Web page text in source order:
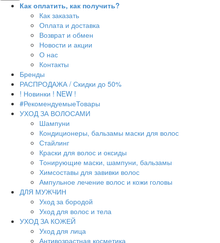
Как оплатить, как получить?
Как заказать
Оплата и доставка
Возврат и обмен
Новости и акции
О нас
Контакты
Бренды
РАСПРОДАЖА / Скидки до 50%
! Новинки ! NEW !
#РекомендуемыеТовары
УХОД ЗА ВОЛОСАМИ
Шампуни
Кондиционеры, бальзамы маски для волос
Стайлинг
Краски для волос и оксиды
Тонирующие маски, шампуни, бальзамы
Химсоставы для завивки волос
Ампульное лечение волос и кожи головы
ДЛЯ МУЖЧИН
Уход за бородой
Уход для волос и тела
УХОД ЗА КОЖЕЙ
Уход для лица
Антивозрастная косметика